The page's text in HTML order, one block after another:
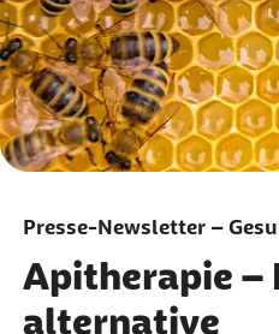
Presse-Newsletter –
Apitherapie –
alternative